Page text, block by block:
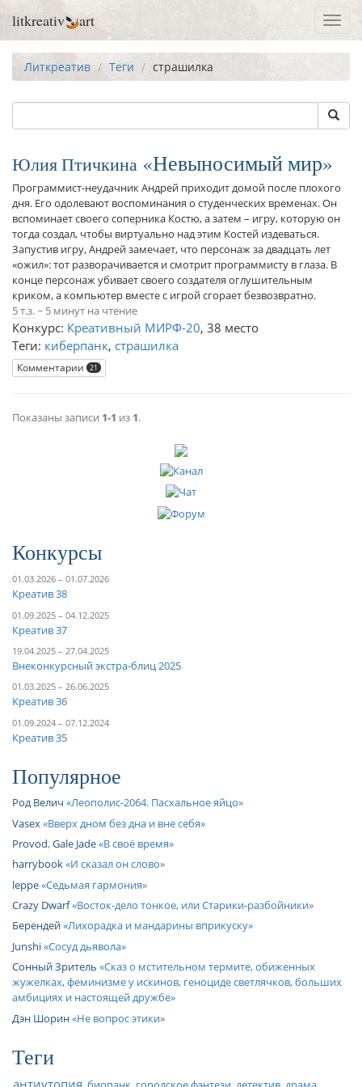
litkreativ art
Литкреатив Теги страшилка
Юлия Птичкина Невыносимый мир
Программист-неудачник Андрей приходит домой после плохого
дня. Его одолевают воспоминания о студенческих временах. Он
вспоминает своего соперника Костю, а затем – игру, которую он
тогда создал, чтобы виртуально над этим Костей издеваться.
Запустив игру, Андрей замечает, что персонаж за двадцать лет
«ожил»: тот разворачивается и смотрит программисту в глаза. В
конце персонаж убивает своего создателя оглушительным
криком, а компьютер вместе с игрой сгорает безвозвратно.
5 т.з.~ 5 минут на чтение
Конкурс: Креативный МИРФ-20, 38 место
Теги: киберпанк, страшилка
Комментарии 21
Показаны записи 1-1 из 1.
Конкурсы
01.03.2026 – 01.07.2026
Креатив 38
01.09.2025 – 04.12.2025
Креатив 37
19.04.2025 – 27.04.2025
Внеконкурсный экстра-блиц 2025
01.03.2025 – 26.06.2025
Креатив 36
01.09.2024 – 07.12.2024
Креатив 35
Популярное
Род Велич Леополис-2064. Пасхальное яйцо
Vasex Вверх дном без дна и вне себя
Provod,Gale Jade В своё время
harrybook И сказал он слово
leppe Седьмая гармония
Crazy Dwarf Восток-дело тонкое, или Старики-разбойники
Берендей Лихорадка и мандарины вприкуску
Junshi Сосуд дьявола
Сонный Зритель Сказ о мстительном термите, обиженных
жужелках, феминизме у искинов, геноциде светлячков, больших
амбициях и настоящей дружбе
Дэн Шорин Не вопрос этики
Теги